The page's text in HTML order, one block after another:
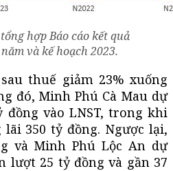
hợp Báo cáo kết quả
và kế hoạch 2023.
thuế giảm 23% xuống
đó, Minh Phú Cà Mau dự
đồng vào LNST, trong khi
350 tỷ đồng. Ngược lại,
và Minh Phú Lộc An dự
lượt 25 tỷ đồng và gần 37